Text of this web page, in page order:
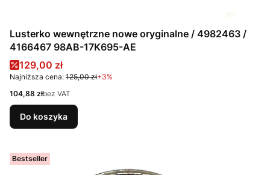
Lusterko wewnętrzne nowe oryginalne / 4982463 /
4166467 98AB-17K695-AE
Cena promocyjna
129,00 zł
Najniższa cena: 125,00 zł+3%
Cena
104,88 złbez VAT
Do koszyka
Bestseller